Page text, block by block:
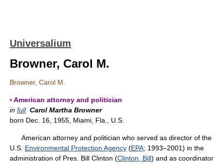
Universalium
Browner, Carol M.
Browner, Carol M.
▪ American attorney and politician
in full Carol Martha Browner
born Dec. 16, 1955, Miami, Fla., U.S.
American attorney and politician who served as director of the
U.S. Environmental Protection Agency (EPA; 1993–2001) in the
administration of Pres. Bill Clinton (Clinton, Bill) and as coordinator